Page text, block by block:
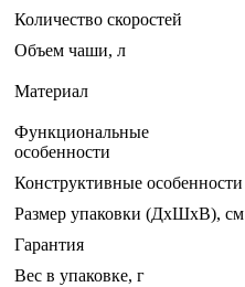
Количество скоростей
Объем чаши, л
Материал
Функциональные
особенности
Конструктивные особенности
Размер упаковки (ДхШхВ), см
Гарантия
Вес в упаковке, г